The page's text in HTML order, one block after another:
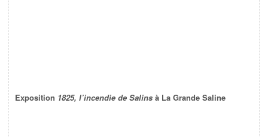
Exposition 1825, l’incendie de Salins à La Grande Saline